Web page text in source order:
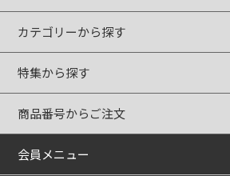
カテゴリーから探す
特集から探す
商品番号からご注文
会員メニュー